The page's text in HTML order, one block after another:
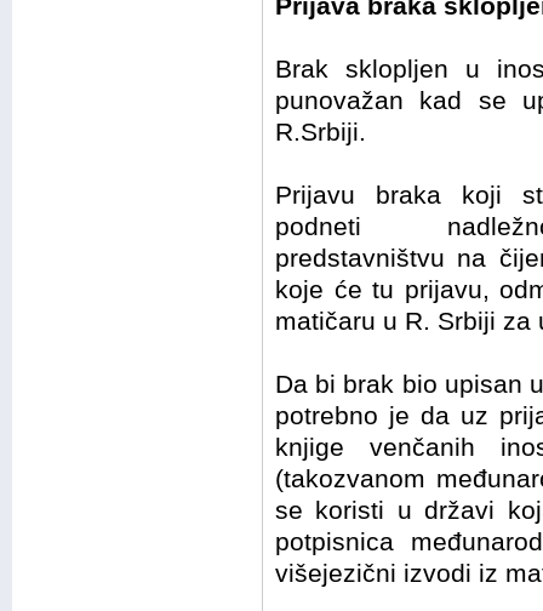
Brak sklopljen u
punovažan kad se
R.Srbiji.
Prijavu braka koji
podneti
predstavništvu na
koje će tu prijavu,
matičaru u R. Srbiji
Da bi brak bio upisan
potrebno je da uz
knjige venčanih
(takozvanom
se koristi u državi
potpisnica
višejezični izvodi iz